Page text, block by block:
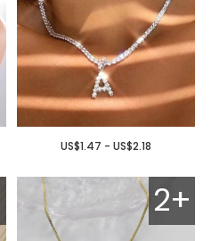
US$1.47 - US$2.18
2+